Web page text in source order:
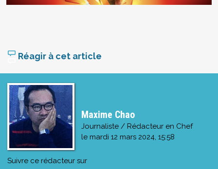
Réagir à cet article
Maxime Chao
Journaliste / Rédacteur en Chef
le mardi 12 mars 2024, 15:58
Suivre ce rédacteur sur